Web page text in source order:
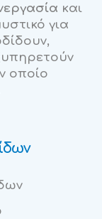
και
για
οποίο